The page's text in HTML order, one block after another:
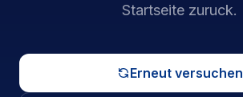
Startseite zuruck.
Erneut versuchen